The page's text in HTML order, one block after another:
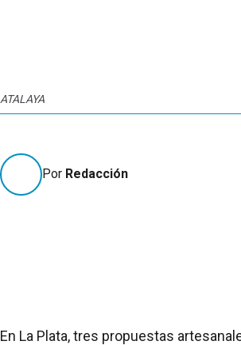
ATALAYA
Por Redacción
En La Plata, tres propuestas